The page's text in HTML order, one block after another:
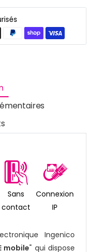
Sans
contact
Connexion
IP
Ingenico
mobile" qui dispose